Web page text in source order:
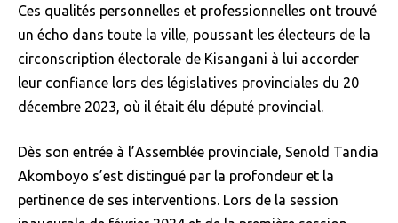
Ces qualités personnelles et professionnelles ont trouvé
un écho dans toute la ville, poussant les électeurs de la
circonscription électorale de Kisangani à lui accorder
leur confiance lors des législatives provinciales du 20
décembre 2023, où il était élu député provincial.
Dès son entrée à l’Assemblée provinciale, Senold Tandia
Akomboyo s’est distingué par la profondeur et la
pertinence de ses interventions. Lors de la session